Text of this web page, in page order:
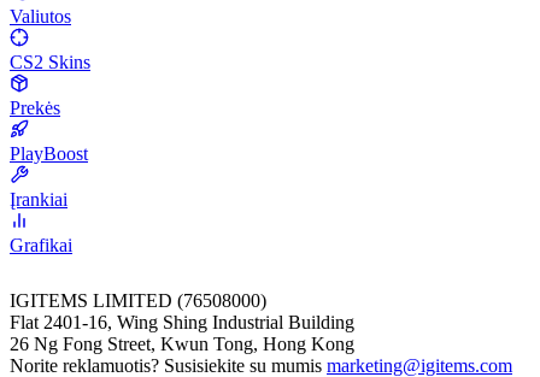
Valiutos
CS2 Skins
Prekės
PlayBoost
Įrankiai
Grafikai
IGITEMS LIMITED (76508000)
Flat 2401-16, Wing Shing Industrial Building
26 Ng Fong Street, Kwun Tong, Hong Kong
Norite reklamuotis? Susisiekite su mumis marketing@igitems.com